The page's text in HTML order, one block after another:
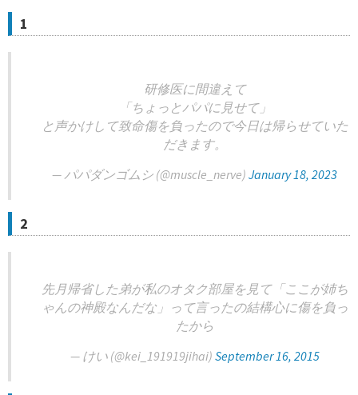
1
研修医に間違えて
「ちょっとパパに見せて」
と声かけして致命傷を負ったので今日は帰らせていた
だきます。
— パパダンゴムシ (@muscle_nerve) January 18, 2023
2
先月帰省した弟が私のオタク部屋を見て「ここが姉ち
ゃんの神殿なんだな」って言ったの結構心に傷を負っ
たから
— けい (@kei_191919jihai) September 16, 2015